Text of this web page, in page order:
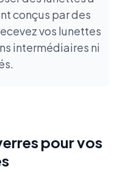
conçus par des
vos lunettes
intermédiaires ni
pour vos